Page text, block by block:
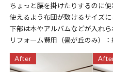
ちょっと腰を掛けたりするのに
使えるよう布団が敷けるサイズに
下部は本やアルバムなどが入れら
リフォーム費用（畳が丘のみ）
After